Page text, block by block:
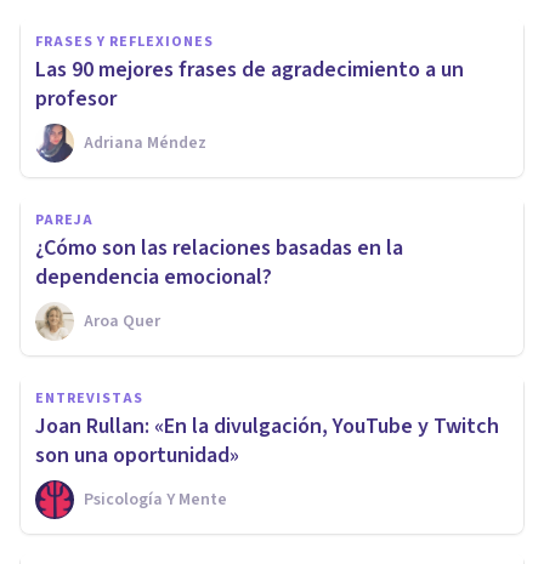
FRASES Y REFLEXIONES
Las 90 mejores frases de agradecimiento a un
profesor
Adriana Méndez
PAREJA
¿Cómo son las relaciones basadas en la
dependencia emocional?
Aroa Quer
ENTREVISTAS
Joan Rullan: «En la divulgación, YouTube y Twitch
son una oportunidad»
Psicología Y Mente